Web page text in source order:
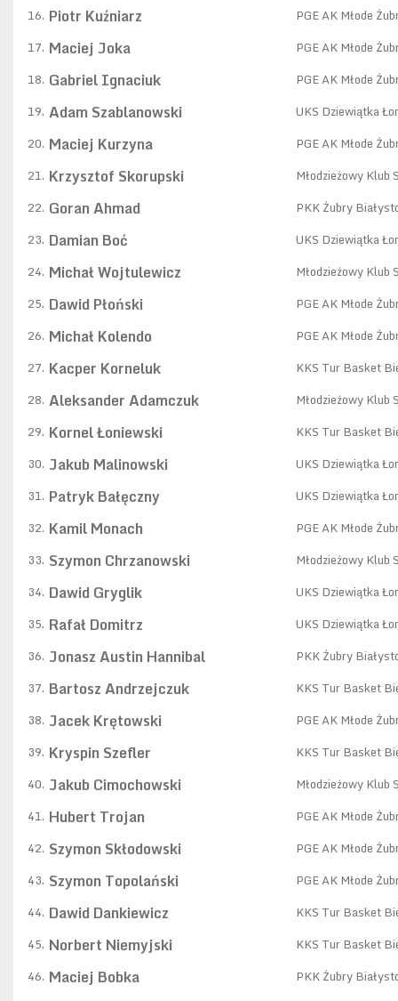
16. Piotr Kuźniarz
PGE AK Młode
17. Maciej Joka
PGE AK Młode
18. Gabriel Ignaciuk
PGE AK Młode
19. Adam Szablanowski
UKS Dziewiątka
20. Maciej Kurzyna
PGE AK Młode
21. Krzysztof Skorupski
Młodzieżowy
22. Goran Ahmad
PKK Żubry
23. Damian Boć
UKS Dziewiątka
24. Michał Wojtulewicz
Młodzieżowy
25. Dawid Płoński
PGE AK Młode
26. Michał Kolendo
PGE AK Młode
27. Kacper Korneluk
KKS Tur Basket
28. Aleksander Adamczuk
Młodzieżowy
29. Kornel Łoniewski
KKS Tur Basket
30. Jakub Malinowski
UKS Dziewiątka
31. Patryk Bałęczny
UKS Dziewiątka
32. Kamil Monach
PGE AK Młode
33. Szymon Chrzanowski
Młodzieżowy
34. Dawid Gryglik
UKS Dziewiątka
35. Rafał Domitrz
UKS Dziewiątka
36. Jonasz Austin Hannibal
PKK Żubry
37. Bartosz Andrzejczuk
KKS Tur Basket
38. Jacek Krętowski
PGE AK Młode
39. Kryspin Szefler
KKS Tur Basket
40. Jakub Cimochowski
Młodzieżowy
41. Hubert Trojan
PGE AK Młode
42. Szymon Skłodowski
PGE AK Młode
43. Szymon Topolański
PGE AK Młode
44. Dawid Dankiewicz
KKS Tur Basket
45. Norbert Niemyjski
KKS Tur Basket
46. Maciej Bobka
PKK Żubry